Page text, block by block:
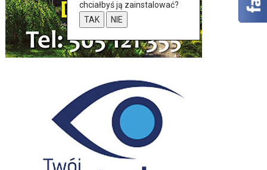
chciałbyś ją zainstalować?
TAK
NIE